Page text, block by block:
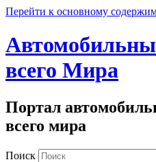
Перейти к основному
всего Мира
Портал
всего мира
Поиск